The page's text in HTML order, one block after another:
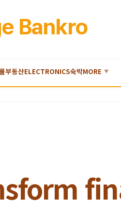
Bankro
부동산ELECTRONICS숙박MORE ▼